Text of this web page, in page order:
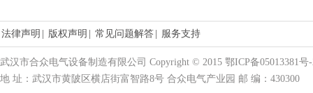
法律声明 版权声明 常见问题解答 服务支持
武汉市合众电气设备制造有限公司 Copyright © 2015 鄂ICP备05013381号
地 址：武汉市黄陂区横店街富智路8号 合众电气产业园 邮 编：430300